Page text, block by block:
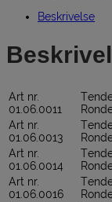
Beskrivelse
Art nr.
01.06.0011
Art nr.
01.06.0013
Art nr.
01.06.0014
Art nr.
01.06.0016